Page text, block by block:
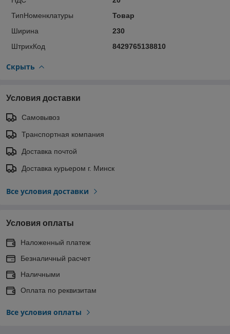
ТипНоменклатуры
Товар
Ширина
230
ШтрихКод
8429765138810
Скрыть
Условия доставки
Самовывоз
Транспортная компания
Доставка почтой
Доставка курьером г. Минск
Все условия доставки
Условия оплаты
Наложенный платеж
Безналичный расчет
Наличными
Оплата по реквизитам
Все условия оплаты